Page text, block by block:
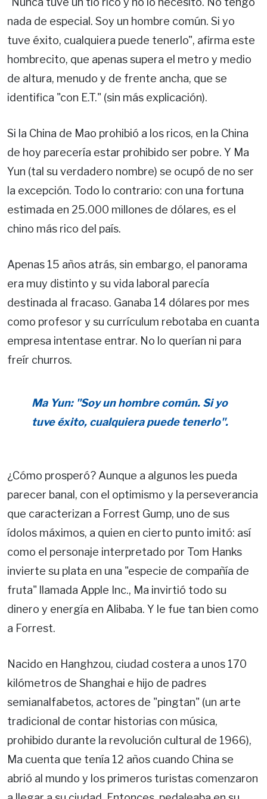
nada de especial. Soy un hombre común. Si yo
tuve éxito, cualquiera puede tenerlo", afirma este
hombrecito, que apenas supera el metro y medio
de altura, menudo y de frente ancha, que se
identifica "con E.T." (sin más explicación).
Si la China de Mao prohibió a los ricos, en la China
de hoy parecería estar prohibido ser pobre. Y Ma
Yun (tal su verdadero nombre) se ocupó de no ser
la excepción. Todo lo contrario: con una fortuna
estimada en 25.000 millones de dólares, es el
chino más rico del país.
Apenas 15 años atrás, sin embargo, el panorama
era muy distinto y su vida laboral parecía
destinada al fracaso. Ganaba 14 dólares por mes
como profesor y su currículum rebotaba en cuanta
empresa intentase entrar. No lo querían ni para
freír churros.
Ma Yun: "Soy un hombre común. Si yo
tuve éxito, cualquiera puede tenerlo".
¿Cómo prosperó? Aunque a algunos les pueda
parecer banal, con el optimismo y la perseverancia
que caracterizan a Forrest Gump, uno de sus
ídolos máximos, a quien en cierto punto imitó: así
como el personaje interpretado por Tom Hanks
invierte su plata en una "especie de compañía de
fruta" llamada Apple Inc., Ma invirtió todo su
dinero y energía en Alibaba. Y le fue tan bien como
a Forrest.
Nacido en Hanghzou, ciudad costera a unos 170
kilómetros de Shanghai e hijo de padres
semianalfabetos, actores de "pingtan" (un arte
tradicional de contar historias con música,
prohibido durante la revolución cultural de 1966),
Ma cuenta que tenía 12 años cuando China se
abrió al mundo y los primeros turistas comenzaron